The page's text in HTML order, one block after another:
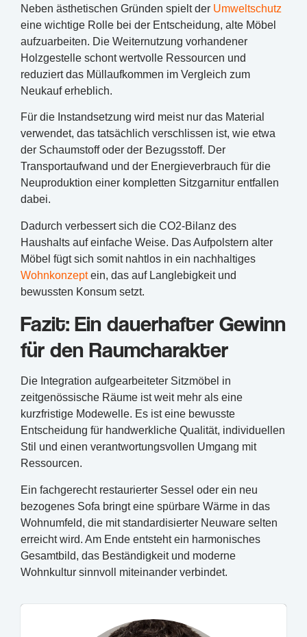
Neben ästhetischen Gründen spielt der Umweltschutz
eine wichtige Rolle bei der Entscheidung, alte Möbel
aufzuarbeiten. Die Weiternutzung vorhandener
Holzgestelle schont wertvolle Ressourcen und
reduziert das Müllaufkommen im Vergleich zum
Neukauf erheblich.
Für die Instandsetzung wird meist nur das Material
verwendet, das tatsächlich verschlissen ist, wie etwa
der Schaumstoff oder der Bezugsstoff. Der
Transportaufwand und der Energieverbrauch für die
Neuproduktion einer kompletten Sitzgarnitur entfallen
dabei.
Dadurch verbessert sich die CO2-Bilanz des
Haushalts auf einfache Weise. Das Aufpolstern alter
Möbel fügt sich somit nahtlos in ein nachhaltiges
Wohnkonzeptein, das auf Langlebigkeit und
bewussten Konsum setzt.
Fazit: Ein dauerhafter Gewinn
für den Raumcharakter
Die Integration aufgearbeiteter Sitzmöbel in
zeitgenössische Räume ist weit mehr als eine
kurzfristige Modewelle. Es ist eine bewusste
Entscheidung für handwerkliche Qualität, individuellen
Stil und einen verantwortungsvollen Umgang mit
Ressourcen.
Ein fachgerecht restaurierter Sessel oder ein neu
bezogenes Sofa bringt eine spürbare Wärme in das
Wohnumfeld, die mit standardisierter Neuware selten
erreicht wird. Am Ende entsteht ein harmonisches
Gesamtbild, das Beständigkeit und moderne
Wohnkultur sinnvoll miteinander verbindet.